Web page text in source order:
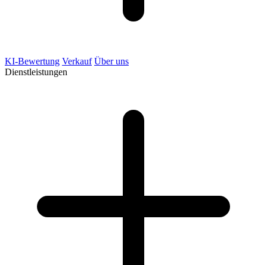
KI-Bewertung Verkauf Über uns
Dienstleistungen